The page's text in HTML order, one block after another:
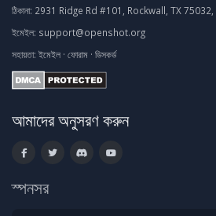
ঠিকানা: 2931 Ridge Rd #101, Rockwall, TX
ইমেইল: support@openshot.org
সহায়তা: ইমেইল · ফোরাম · ডিসকর্ড
আমাদের অনুসরণ করুন
স্পনসর